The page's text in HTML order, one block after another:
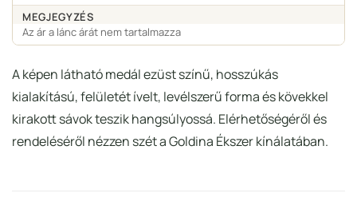
MEGJEGYZÉS
Az ár a lánc árát nem tartalmazza
A képen látható medál ezüst színű, hosszúkás
kialakítású, felületét ívelt, levélszerű forma és kövekkel
kirakott sávok teszik hangsúlyossá. Elérhetőségéről és
rendeléséről nézzen szét a Goldina Ékszer kínálatában.